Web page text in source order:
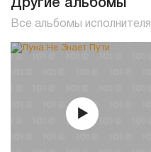
Другие альбомы
Все альбомы исполнителя